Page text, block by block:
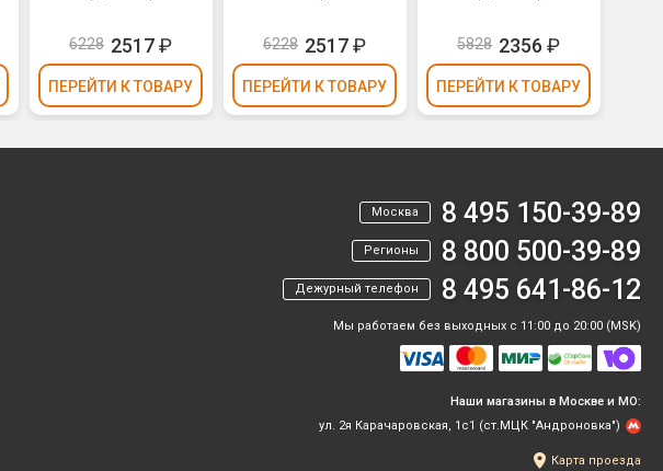
6228 2517₽
ПЕРЕЙТИ К ТОВАРУ
6228 2517₽
ПЕРЕЙТИ К ТОВАРУ
5828 2356 ₽
ПЕРЕЙТИ К ТОВАРУ
Москва 8 495 150-39-89
Регионы 8 800 500-39-89
Дежурный телефон 8 495 641-86-12
Мы работаем без выходных с 11:00 до 20:00 (MSK)
Наши магазины в Москве и МО:
ул. 2я Карачаровская, 1с1 (ст.МЦК "Андроновка")
Карта проезда